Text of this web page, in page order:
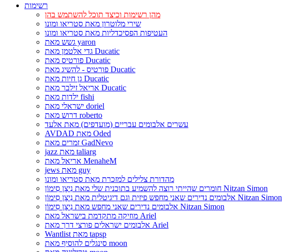
רשימות
מהן רשימות וכיצד תוכל להשתמש בהן
שירי מלוטרון מאת סטריאו ומונו
העטיפות הפסיכדליות מאת סטריאו ומונו
גשש מאת yaron
גדי אלטמן מאת Ducatic
פורטיס מאת Ducatic
פורטיס - להשיג מאת Ducatic
גן חיות מאת Ducatic
אריאל זילבר מאת Ducatic
ילדות מאת fishi
ישראלי מאת doriel
דרוש מאת roberto
עשרים אלבומים עבריים (מועדפים) מאת אלעד
AVDAD מאת Oded
זמרים מאת GadNevo
jazz מאת taliarg
אריאל מאת MenaheM
jews מאת guy
מהדורת צלילים למזכרת מאת סטריאו ומונו
חומרים שהייתי רוצה להשמיע בתוכנית שלי מאת נִיצָן סִימוֹן Nitzan Simon
אלבומים נדירים שאני מחפש פיזית וגם דיגיטלית מאת נִיצָן סִימוֹן Nitzan Simon
אלבומים נדירים שאני מחפש מאת נִיצָן סִימוֹן Nitzan Simon
מוזיקה מתקדמת בישראל מאת Ariel
אלבומים ישראלים פורצי דרך מאת Ariel
Wantlist מאת tapsp
סינגלים להוסיף מאת moon